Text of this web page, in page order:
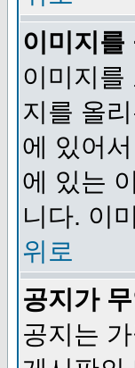
이미지를
이미지를
지를 올
에 있어
에 있는
니다. 이
위로
공지가
공지는